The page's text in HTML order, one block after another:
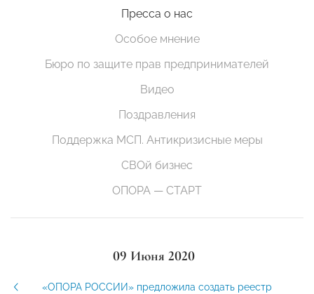
Пресса о нас
Особое мнение
Бюро по защите прав предпринимателей
Видео
Поздравления
Поддержка МСП. Антикризисные меры
СВОй бизнес
ОПОРА — СТАРТ
09 Июня 2020
«ОПОРА РОССИИ» предложила создать реестр